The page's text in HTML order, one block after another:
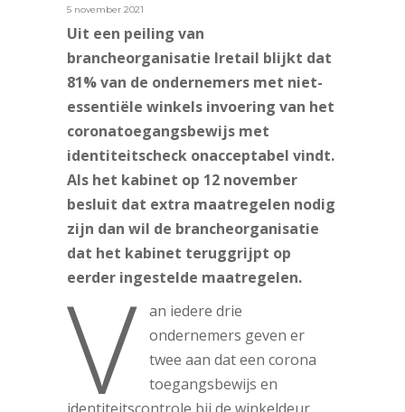
5 november 2021
Uit een peiling van
brancheorganisatie Iretail blijkt dat
81% van de ondernemers met niet-
essentiële winkels invoering van het
coronatoegangsbewijs met
identiteitscheck onacceptabel vindt.
Als het kabinet op 12 november
besluit dat extra maatregelen nodig
zijn dan wil de brancheorganisatie
dat het kabinet teruggrijpt op
eerder ingestelde maatregelen.
V
an iedere drie
ondernemers geven er
twee aan dat een corona
toegangsbewijs en